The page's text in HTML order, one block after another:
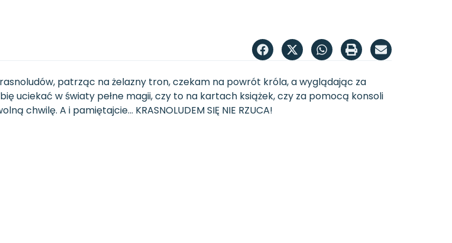
patrząc na żelazny tron, czekam na powrót króla, a wyglądając za
uciekać w światy pełne magii, czy to na kartach książek, czy za pomocą konsoli
chwilę. A i pamiętajcie... KRASNOLUDEM SIĘ NIE RZUCA!